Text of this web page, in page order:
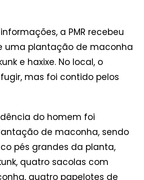
a PMR recebeu
uma plantação de maconha
e haxixe. No local, o
mas foi contido pelos
do homem foi
de maconha, sendo
pés grandes da planta,
quatro sacolas com
quatro papelotes de